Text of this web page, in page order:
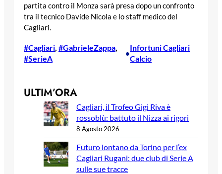
partita contro il Monza sarà presa dopo un confronto
tra il tecnico Davide Nicola e lo staff medico del
Cagliari.
#Cagliari, #GabrieleZappa
#SerieA
•
Infortuni Cagliari
Calcio
ULTIM’ORA
Cagliari, il Trofeo Gigi Riva è
rossoblù: battuto il Nizza ai rigori
8 Agosto 2026
Futuro lontano da Torino per l’ex
Cagliari Rugani: due club di Serie A
sulle sue tracce